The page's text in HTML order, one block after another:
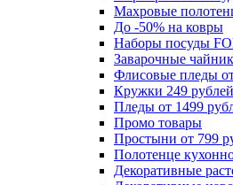
Махровые
До -50% на ковры
Наборы посуды
Заварочные
Флисовые пледы
Кружки 249 рублей
Пледы от 1499
Промо товары
Простыни от 799
Полотенце
Декоративные